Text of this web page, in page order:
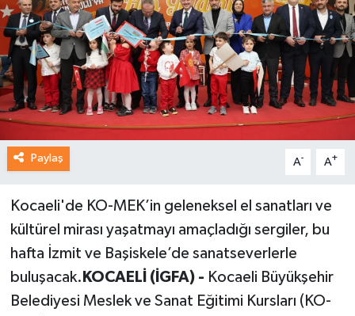
Paylaş A- A+
Kocaeli'de KO-MEK’in geleneksel el sanatları ve
kültürel mirası yaşatmayı amaçladığı sergiler, bu
hafta İzmit ve Başiskele’de sanatseverlerle
buluşacak. KOCAELİ (İGFA) - Kocaeli Büyükşehir
Belediyesi Meslek ve Sanat Eğitimi Kursları (KO-